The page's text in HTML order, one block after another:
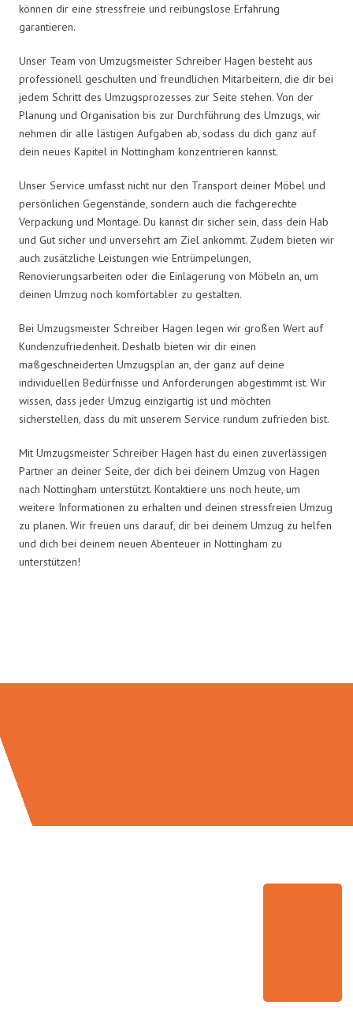
können dir eine stressfreie und reibungslose Erfahrung
garantieren.
Unser Team von Umzugsmeister Schreiber Hagen besteht aus
professionell geschulten und freundlichen Mitarbeitern, die dir bei
jedem Schritt des Umzugsprozesses zur Seite stehen. Von der
Planung und Organisation bis zur Durchführung des Umzugs, wir
nehmen dir alle lästigen Aufgaben ab, sodass du dich ganz auf
dein neues Kapitel in Nottingham konzentrieren kannst.
Unser Service umfasst nicht nur den Transport deiner Möbel und
persönlichen Gegenstände, sondern auch die fachgerechte
Verpackung und Montage. Du kannst dir sicher sein, dass dein Hab
und Gut sicher und unversehrt am Ziel ankommt. Zudem bieten wir
auch zusätzliche Leistungen wie Entrümpelungen,
Renovierungsarbeiten oder die Einlagerung von Möbeln an, um
deinen Umzug noch komfortabler zu gestalten.
Bei Umzugsmeister Schreiber Hagen legen wir großen Wert auf
Kundenzufriedenheit. Deshalb bieten wir dir einen
maßgeschneiderten Umzugsplan an, der ganz auf deine
individuellen Bedürfnisse und Anforderungen abgestimmt ist. Wir
wissen, dass jeder Umzug einzigartig ist und möchten
sicherstellen, dass du mit unserem Service rundum zufrieden bist.
Mit Umzugsmeister Schreiber Hagen hast du einen zuverlässigen
Partner an deiner Seite, der dich bei deinem Umzug von Hagen
nach Nottingham unterstützt. Kontaktiere uns noch heute, um
weitere Informationen zu erhalten und deinen stressfreien Umzug
zu planen. Wir freuen uns darauf, dir bei deinem Umzug zu helfen
und dich bei deinem neuen Abenteuer in Nottingham zu
unterstützen!